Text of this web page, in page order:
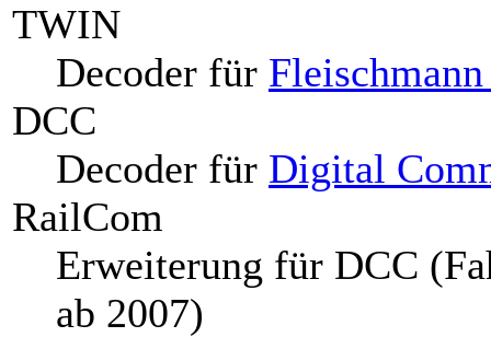
TWIN
Decoder für
DCC
Decoder für Digital
RailCom
Erweiterung für DCC
ab 2007)